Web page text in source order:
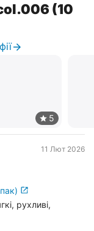
(10
11 Лют 2026
рухливі,